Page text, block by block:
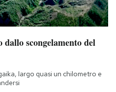
scongelamento del
largo quasi un chilometro e